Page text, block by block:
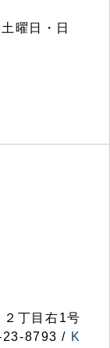
曜日・日
丁目右1号
8793 / K